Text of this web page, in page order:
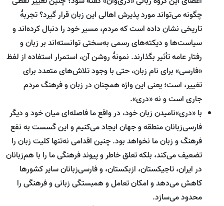
چگونه می‌تواند مورد پذیرش اهالی این زبان قرار ‌گیرد؟ تجربۀ
تاریخی نشان داده است که مردم، مسیر خود را دنبال کرده‌اند و
سیاست‌ها و دیکته‌های رسمی به‌سختی توانسته‌اند بر زبان و
رفتار عامه تأثیر بگذارند. نمونۀ روشن آن، استمرار استفاده از لفظ
«فارسی» برای نام زبان، حتی با وجود تلاش‌های متعدد برای
تغییر، است؛ یعنی این واژه همچنان در زبان و فرهنگ مردم
جاری است و نه «دری».
با «دری»نامیدن زبان خود، در واقع ما فاصله‌ای میان خود و دیگر
فارسی‌زبانان منطقه و جهان ایجاد می‌کنیم و این گسست به نفع
فرهنگ و زبان ما نخواهد بود. چنین اقدامی نه‌تنها کلیت زبان را
تضعیف می‌کند، بلکه تعلق خاطر و پیوند فرهنگی ما را با هم‌زبانان
در ایران، تاجیکستان، ازبکستان، و فارسی‌زبانان سایر کشورها
کاهش می‌دهد و امکان تعامل و همبستگی زبانی و فرهنگی را
محدود می‌سازد.